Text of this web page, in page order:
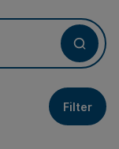
Filter